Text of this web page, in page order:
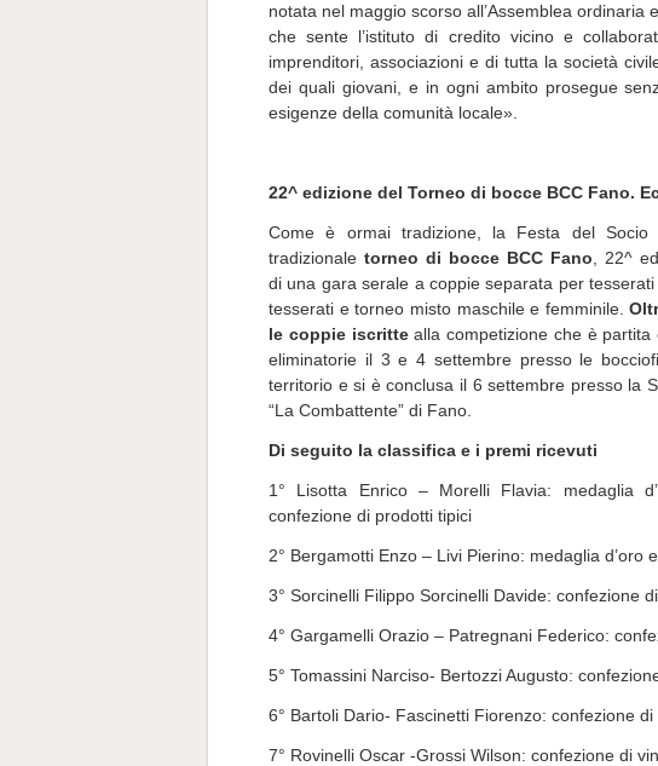
notata nel maggio scorso all’Assemblea
che sente l’istituto di credito vicino e
imprenditori, associazioni e di tutta la società
dei quali giovani, e in ogni ambito prosegue
esigenze della comunità locale».
22^ edizione del Torneo di bocce BCC Fano.
Come è ormai tradizione, la Festa del
tradizionale torneo di bocce BCC Fano , 22^
di una gara serale a coppie separata per tesserati
tesserati e torneo misto maschile e femminile.
le coppie iscrittealla competizione che è partita
eliminatorie il 3 e 4 settembre presso le
territorio e si è conclusa il 6 settembre presso la
“La Combattente” di Fano.
Di seguito la classifica e i premi ricevuti
1° Lisotta Enrico – Morelli Flavia: medaglia
confezione di prodotti tipici
2° Bergamotti Enzo – Livi Pierino: medaglia d’oro
3° Sorcinelli Filippo Sorcinelli Davide: confezione
4° Gargamelli Orazio – Patregnani Federico:
5° Tomassini Narciso- Bertozzi Augusto:
6° Bartoli Dario- Fascinetti Fiorenzo: confezione di
7° Rovinelli Oscar -Grossi Wilson: confezione di